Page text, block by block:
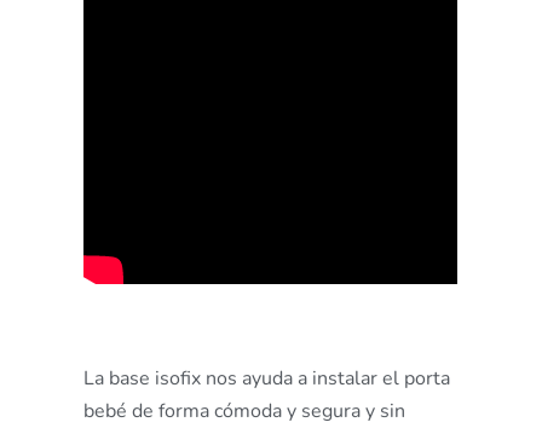
La base isofix nos ayuda a instalar el porta
bebé de forma cómoda y segura y sin